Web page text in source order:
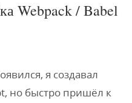
Webpack / Babel
я создавал
но быстро пришёл к